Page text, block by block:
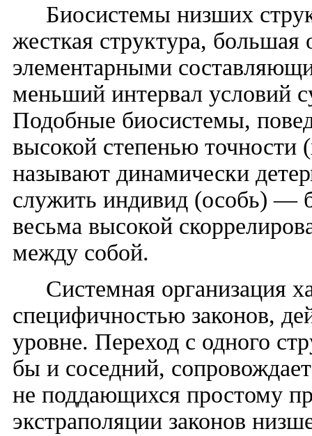
Биосистемы низших
жесткая структура, большая
элементарными
меньший интервал условий
Подобные биосистемы,
высокой степенью точности
называют динамически
служить индивид (особь) —
весьма высокой
между собой.
Системная организация
специфичностью законов,
уровне. Переход с одного
бы и соседний,
не поддающихся простому
экстраполяции законов